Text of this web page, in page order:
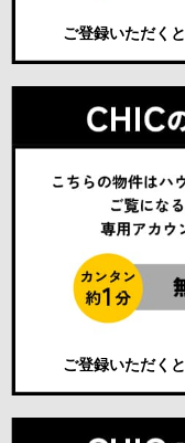
ご登録いただくと
ご登録いただくと